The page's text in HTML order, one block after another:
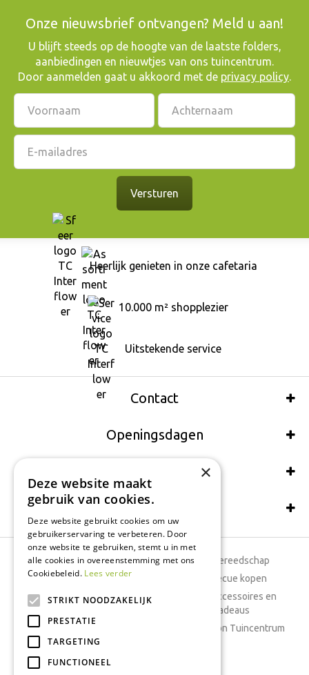
Onze nieuwsbrief ontvangen? Meld u aan!
​U blijft steeds op de hoogte van de laatste folders,
aanbiedingen en nieuwtjes van ons tuincentrum.
Door aanmelden gaat u akkoord met de privacy policy.
Heerlijk genieten in onze cafetaria
10.000 m² shopplezier
Uitstekende service
Contact
Openingsdagen
Wij accepteren ook:
Schrijf een recensie
Tuincentrum
Dierenwinkel
Tuinplanten
Tuingereedschap
Barbecue kopen
Woonaccessoires en
cadeaus
Cadeaubon Tuincentrum
Kamerplanten
Moestuin
×
Deze website maakt
gebruik van cookies.
Deze website gebruikt cookies om uw
gebruikerservaring te verbeteren. Door
onze website te gebruiken, stemt u in met
alle cookies in overeenstemming met ons
Cookiebeleid. Lees verder
STRIKT NOODZAKELIJK
PRESTATIE
TARGETING
FUNCTIONEEL